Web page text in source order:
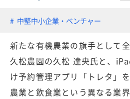
中堅中小企業・ベンチャー
新たな有機農業の旗手として
久松農園の久松 達央氏と、
け予約管理アプリ「トレタ」
農業と飲食業という異なる業